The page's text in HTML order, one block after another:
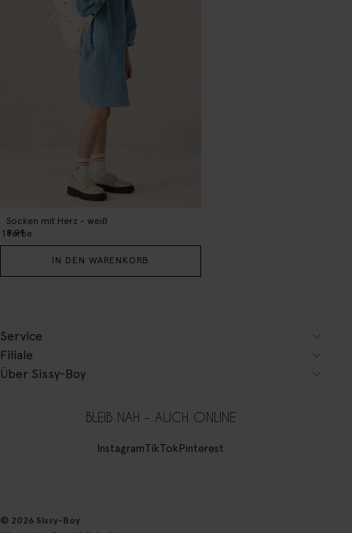
Socken mit Herz - weiß
8.99
1 Farbe
IN DEN WARENKORB
Service
Filiale
Über Sissy-Boy
BLEIB NAH – AUCH ONLINE
InstagramTikTokPinterest
© 2026 Sissy-Boy